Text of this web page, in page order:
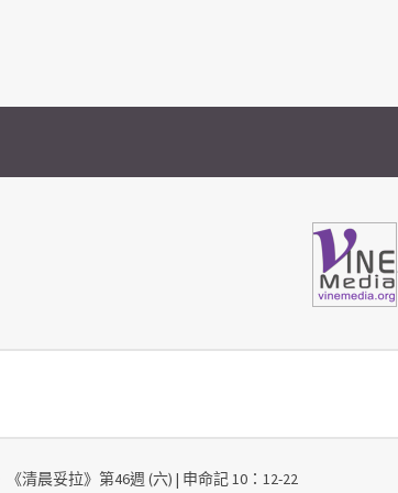
《清晨妥拉》第46週 (六) | 申命記 10：12-22